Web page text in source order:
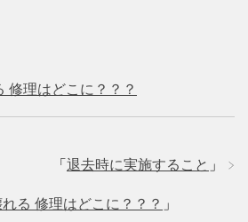
修理はどこに？？？
「 退去時に実施すること 」
る 修理はどこに？？？ 」